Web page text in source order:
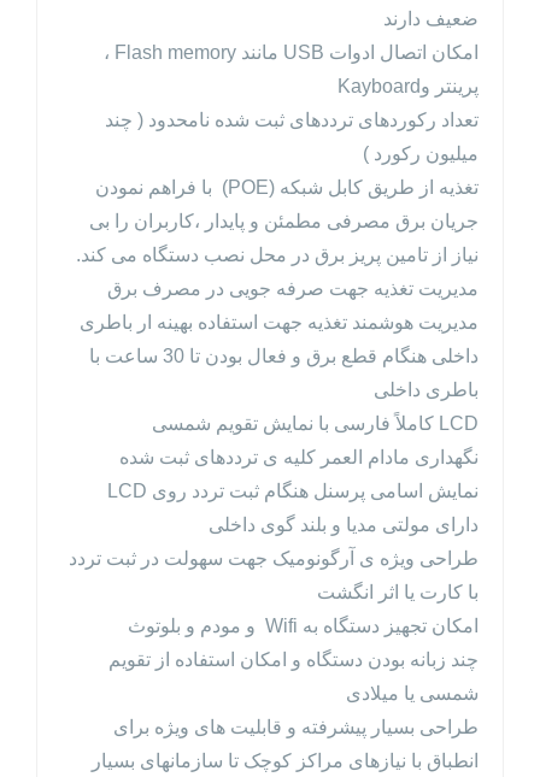
ضعیف دارند
امکان اتصال ادوات USB مانند Flash memory ،
پرینتر وKayboard
تعداد رکوردهای ترددهای ثبت شده نامحدود ( چند
میلیون رکورد )
تغذیه از طریق کابل شبکه (POE) با فراهم نمودن
جریان برق مصرفی مطمئن و پایدار ،کاربران را بی
نیاز از تامین پریز برق در محل نصب دستگاه می کند.
مدیریت تغذیه جهت صرفه جویی در مصرف برق
مدیریت هوشمند تغذیه جهت استفاده بهینه ار باطری
داخلی هنگام قطع برق و فعال بودن تا 30 ساعت با
باطری داخلی
LCD کاملاً فارسی با نمایش تقویم شمسی
نگهداری مادام العمر کلیه ی ترددهای ثبت شده
نمایش اسامی پرسنل هنگام ثبت تردد روی LCD
دارای مولتی مدیا و بلند گوی داخلی
طراحی ویژه ی آرگونومیک جهت سهولت در ثبت تردد
با کارت یا اثر انگشت
امکان تجهیز دستگاه به Wifi و مودم و بلوتوث
چند زبانه بودن دستگاه و امکان استفاده از تقویم
شمسی یا میلادی
طراحی بسیار پیشرفته و قابلیت های ویژه برای
انطباق با نیازهای مراکز کوچک تا سازمانهای بسیار